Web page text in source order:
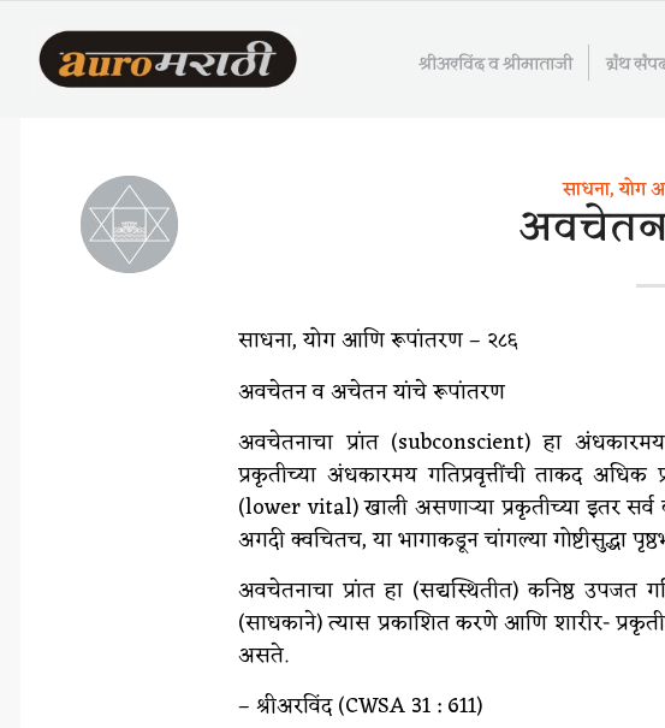
श्रीअरविंद व श्रीमाताजी ग्रंथ
साधना, योग
साधना, योग आणि रूपांतरण – २८६
अवचेतन व अचेतन यांचे रूपांतरण
अवचेतनाचा प्रांत (subconscient) हा
प्रकृतीच्या अंधकारमय गतिप्रवृत्तींची ताकद
(lower vital) खाली असणाऱ्या प्रकृतीच्या इतर
अगदी क्वचितच, या भागाकडून चांगल्या गोष्टीसुद्धा
अवचेतनाचा प्रांत हा (सद्यस्थितीत) कनिष्ठ उपजत
(साधकाने) त्यास प्रकाशित करणे आणि शारीर-
असते.
– श्रीअरविंद (CWSA 31 : 611)